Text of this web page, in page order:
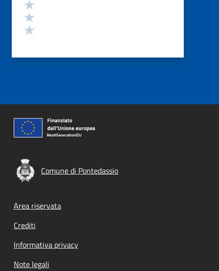
Comune di Pontedassio
Footer menu
Area riservata
Crediti
Informativa privacy
Note legali